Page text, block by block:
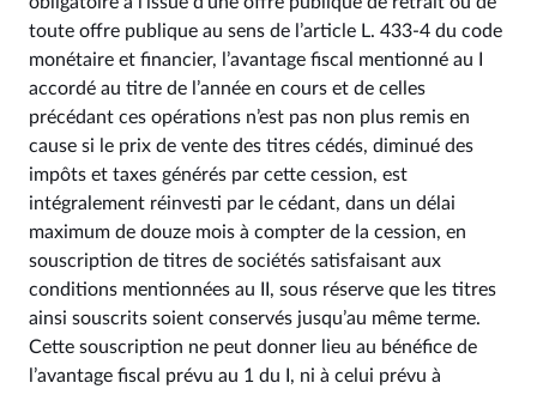
toute offre publique au sens de l’article L. 433‑4 du code
monétaire et financier, l’avantage fiscal mentionné au I
accordé au titre de l’année en cours et de celles
précédant ces opérations n’est pas non plus remis en
cause si le prix de vente des titres cédés, diminué des
impôts et taxes générés par cette cession, est
intégralement réinvesti par le cédant, dans un délai
maximum de douze mois à compter de la cession, en
souscription de titres de sociétés satisfaisant aux
conditions mentionnées au II, sous réserve que les titres
ainsi souscrits soient conservés jusqu’au même terme.
Cette souscription ne peut donner lieu au bénéfice de
l’avantage fiscal prévu au 1 du I, ni à celui prévu à